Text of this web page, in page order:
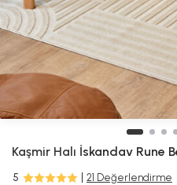
Kaşmir Halı İskandav Rune
5 21 Değerlendirme